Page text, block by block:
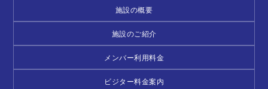
施設の概要
施設のご紹介
メンバー利用料金
ビジター料金案内